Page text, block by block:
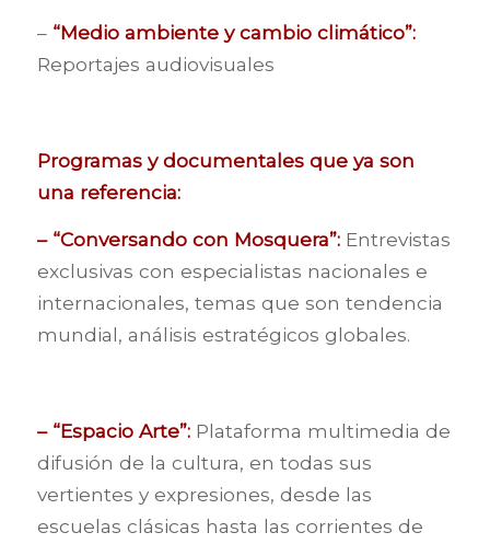
– “Medio ambiente y cambio climático”:
Reportajes audiovisuales
Programas y documentales que ya son
una referencia:
– “Conversando con Mosquera”:Entrevistas
exclusivas con especialistas nacionales e
internacionales, temas que son tendencia
mundial, análisis estratégicos globales.
– “Espacio Arte”:Plataforma multimedia de
difusión de la cultura, en todas sus
vertientes y expresiones, desde las
escuelas clásicas hasta las corrientes de